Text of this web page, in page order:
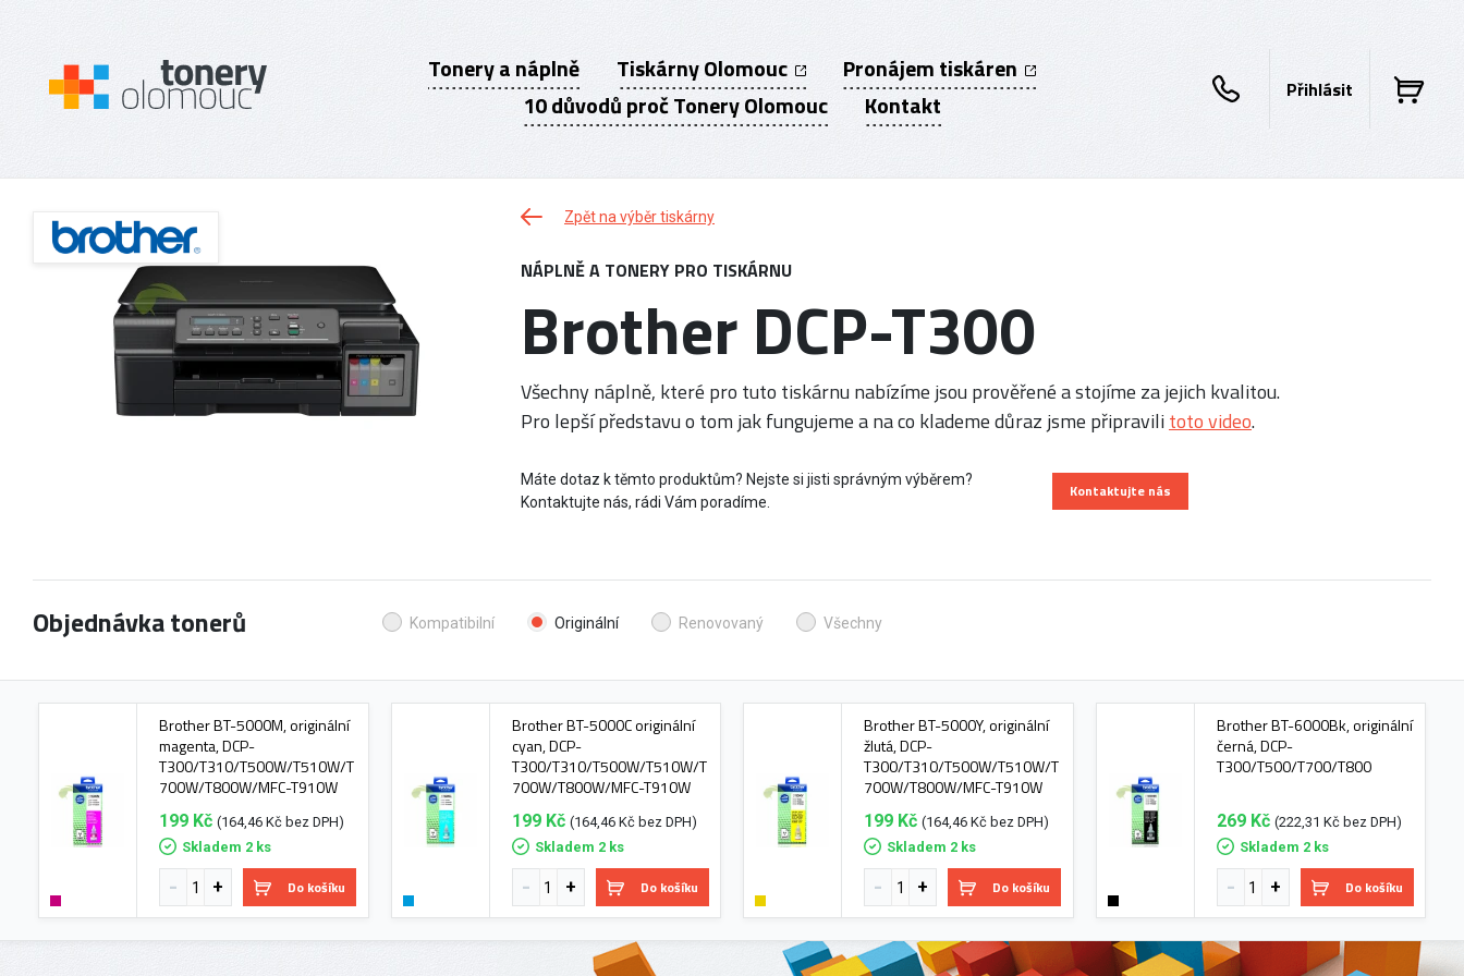
Tonery a náplně Tiskárny Olomouc
Pronájem tiskáren
10 důvodů proč Tonery Olomouc
Kontakt Přihlásit
Zpět na výběr tiskárny
NÁPLNĚ A TONERY PRO TISKÁRNU
Brother DCP-T300
Všechny náplně, které pro tuto tiskárnu nabízíme jsou prověřené a stojíme za jejich kvalitou.
Pro lepší představu o tom jak fungujeme a na co klademe důraz jsme připravilitoto video.
Máte dotaz k těmto produktům? Nejste si jisti správným výběrem?
Kontaktujte nás, rádi Vám poradíme.
Kontaktujte nás
Objednávka tonerů Kompatibilní Originální Renovovaný Všechny
Brother BT-5000M, originální
magenta, DCP-
T300/T310/T500W/T510W/T
700W/T800W/MFC-T910W
199 Kč (164,46 Kč bez DPH)
Skladem 2 ks
Do košíku
Brother BT-5000C originální
cyan, DCP-
T300/T310/T500W/T510W/T
700W/T800W/MFC-T910W
199 Kč (164,46 Kč bez DPH)
Skladem 2 ks
Do košíku
Brother BT-5000Y, originální
žlutá, DCP-
T300/T310/T500W/T510W/T
700W/T800W/MFC-T910W
199 Kč (164,46 Kč bez DPH)
Skladem 2 ks
Do košíku
Brother BT-6000Bk, originální
černá, DCP-
T300/T500/T700/T800
269 Kč (222,31 Kč bez DPH)
Skladem 2 ks
Do košíku